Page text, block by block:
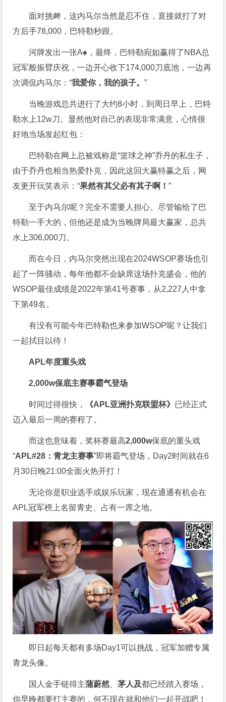
面对挑衅，这内马尔当然是忍不住，直接就打了对
方后手78,000，巴特勒秒跟。
河牌发出一张A♠，最终，巴特勒宛如赢得了NBA总
冠军般振臂庆祝，一边开心收下174,000刀底池，一边再
次调侃内马尔：“我爱你，我的孩子。”
当晚游戏总共进行了大约8小时，到周日早上，巴特
勒水上12w刀。显然他对自己的表现非常满意，心情很
好地当场发起红包：
巴特勒在网上总被戏称是“篮球之神”乔丹的私生子，
由于乔丹也相当热爱扑克，因此这回大赢特赢之后，网
友更开玩笑表示：“果然有其父必有其子啊！”
至于内马尔呢？完全不需要人担心。尽管输给了巴
特勒一手大的，但他还是成为当晚牌局最大赢家，总共
水上306,000刀。
而在今日，内马尔突然出现在2024WSOP赛场也引
起了一阵骚动，每年他都不会缺席这场扑克盛会，他的
WSOP最佳成绩是2022年第41号赛事，从2,227人中拿
下第49名。
有没有可能今年巴特勒也来参加WSOP呢？让我们
一起拭目以待！
APL年度重头戏
2,000w保底主赛事霸气登场
时间过得很快， 《APL亚洲扑克联盟杯》 已经正式
迈入最后一周的赛程了。
而这也意味着，奖杯赛最高2,000w保底的重头戏
“APL#28：青龙主赛事”即将霸气登场，Day2时间就在6
月30日晚21:00全面火热开打！
无论你是职业选手或娱乐玩家，现在通通有机会在
APL冠军榜上名留青史、占有一席之地。
即日起每天都有多场Day1可以挑战，冠军加赠专属
青龙头像。
国人金手链得主蒲蔚然 、茅人及都已经踏入赛场，
你早晚都要打主赛的，何不现在就和他们一起开战吧！